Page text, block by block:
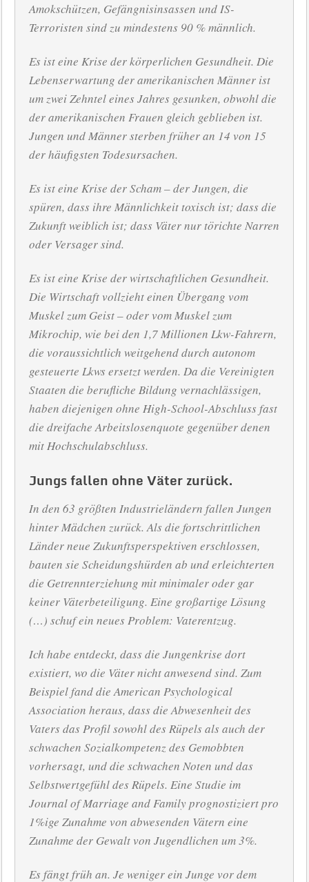
Amokschützen, Gefängnisinsassen und IS-
Terroristen sind zu mindestens 90 % männlich.
Es ist eine Krise der körperlichen Gesundheit. Die
Lebenserwartung der amerikanischen Männer ist
um zwei Zehntel eines Jahres gesunken, obwohl die
der amerikanischen Frauen gleich geblieben ist.
Jungen und Männer sterben früher an 14 von 15
der häufigsten Todesursachen.
Es ist eine Krise der Scham – der Jungen, die
spüren, dass ihre Männlichkeit toxisch ist; dass die
Zukunft weiblich ist; dass Väter nur törichte Narren
oder Versager sind.
Es ist eine Krise der wirtschaftlichen Gesundheit.
Die Wirtschaft vollzieht einen Übergang vom
Muskel zum Geist – oder vom Muskel zum
Mikrochip, wie bei den 1,7 Millionen Lkw-Fahrern,
die voraussichtlich weitgehend durch autonom
gesteuerte Lkws ersetzt werden. Da die Vereinigten
Staaten die berufliche Bildung vernachlässigen,
haben diejenigen ohne High-School-Abschluss fast
die dreifache Arbeitslosenquote gegenüber denen
mit Hochschulabschluss.
Jungs fallen ohne Väter zurück.
In den 63 größten Industrieländern fallen Jungen
hinter Mädchen zurück. Als die fortschrittlichen
Länder neue Zukunftsperspektiven erschlossen,
bauten sie Scheidungshürden ab und erleichterten
die Getrennterziehung mit minimaler oder gar
keiner Väterbeteiligung. Eine großartige Lösung
(…) schuf ein neues Problem: Vaterentzug.
Ich habe entdeckt, dass die Jungenkrise dort
existiert, wo die Väter nicht anwesend sind. Zum
Beispiel fand die American Psychological
Association heraus, dass die Abwesenheit des
Vaters das Profil sowohl des Rüpels als auch der
schwachen Sozialkompetenz des Gemobbten
vorhersagt, und die schwachen Noten und das
Selbstwertgefühl des Rüpels. Eine Studie im
Journal of Marriage and Familyprognostiziert pro
1%ige Zunahme von abwesenden Vätern eine
Zunahme der Gewalt von Jugendlichen um 3%.
Es fängt früh an. Je weniger ein Junge vor dem